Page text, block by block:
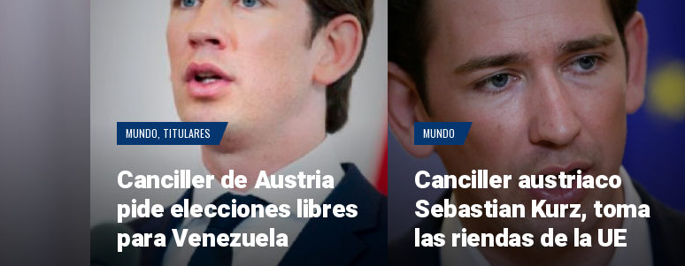
MUNDO TITULARES
Canciller de Austria
pide elecciones libres
para Venezuela
MUNDO
Canciller austriaco
Sebastian Kurz, toma
las riendas de la UE